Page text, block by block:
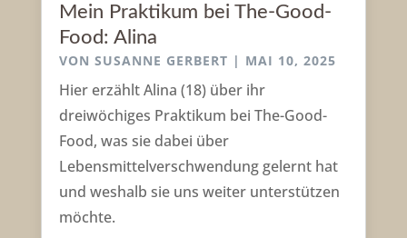
Mein Praktikum bei The-Good-
Food: Alina
VON SUSANNE GERBERT | MAI 10, 2025
Hier erzählt Alina (18) über ihr
dreiwöchiges Praktikum bei The-Good-
Food, was sie dabei über
Lebensmittelverschwendung gelernt hat
und weshalb sie uns weiter unterstützen
möchte.